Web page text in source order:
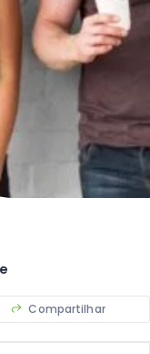
Compartilhar